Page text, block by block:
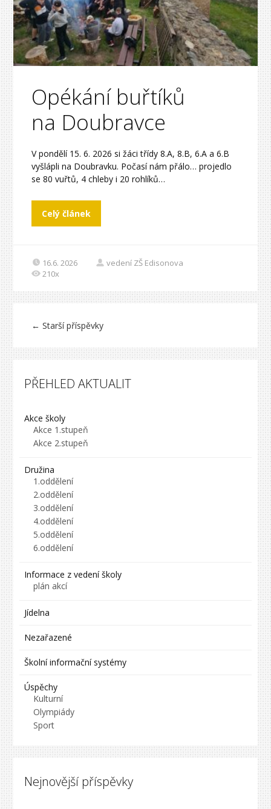
Opékání buřtíků
na Doubravce
V pondělí 15. 6. 2026 si žáci třídy 8.A, 8.B, 6.A a 6.B
vyšlápli na Doubravku. Počasí nám přálo… projedlo
se 80 vuřtů, 4 chleby i 20 rohlíků…
Celý článek
16.6. 2026
vedení ZŠ Edisonova
210x
← Starší příspěvky
PŘEHLED AKTUALIT
Akce školy
Akce 1.stupeň
Akce 2.stupeň
Družina
1.oddělení
2.oddělení
3.oddělení
4.oddělení
5.oddělení
6.oddělení
Informace z vedení školy
plán akcí
Jídelna
Nezařazené
Školní informační systémy
Úspěchy
Kulturní
Olympiády
Sport
Nejnovější příspěvky